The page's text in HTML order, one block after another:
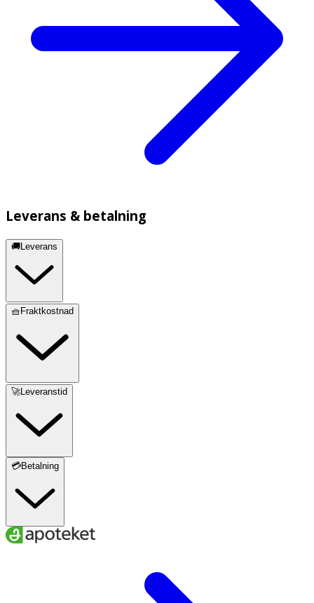
Leverans & betalning
🚚Leverans
🧺Fraktkostnad
🚀Leveranstid
💳Betalning